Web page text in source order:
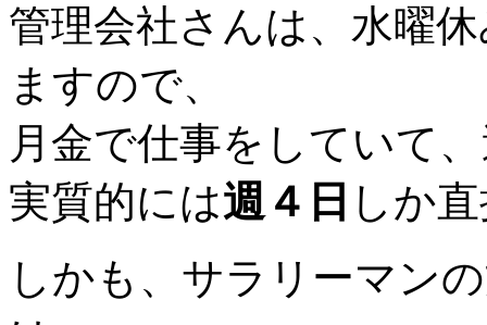
管理会社さんは、水曜
ますので、
月金で仕事をしていて
実質的には週４日 しか
しかも、サラリーマン